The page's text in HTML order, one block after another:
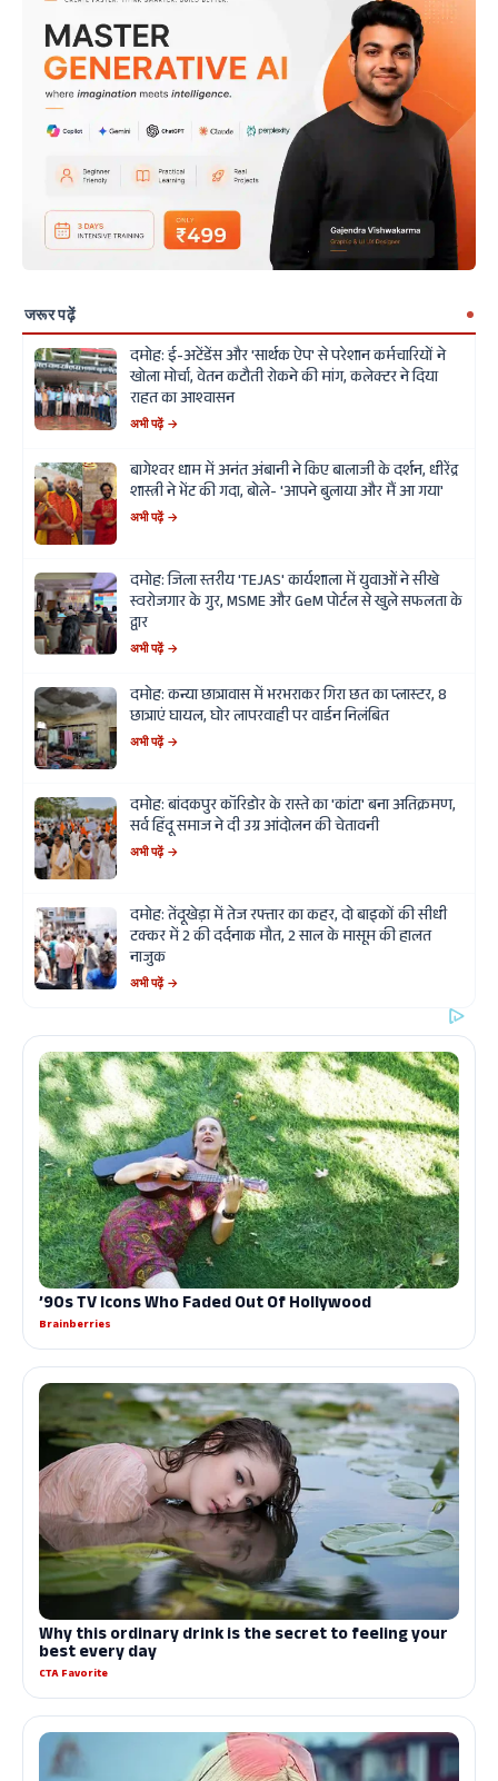
जरूर पढ़ें
दमोह: ई-अटेंडेंस और 'सार्थक ऐप' से परेशान कर्मचारियों ने
खोला मोर्चा, वेतन कटौती रोकने की मांग, कलेक्टर ने दिया
राहत का आश्वासन
अभी पढ़ें →
बागेश्वर धाम में अनंत अंबानी ने किए बालाजी के दर्शन, धीरेंद्र
शास्त्री ने भेंट की गदा, बोले- 'आपने बुलाया और मैं आ गया'
अभी पढ़ें →
दमोह: जिला स्तरीय 'TEJAS' कार्यशाला में युवाओं ने सीखे
स्वरोजगार के गुर, MSME और GeM पोर्टल से खुले सफलता के
द्वार
अभी पढ़ें →
दमोह: कन्या छात्रावास में भरभराकर गिरा छत का प्लास्टर, 8
छात्राएं घायल, घोर लापरवाही पर वार्डन निलंबित
अभी पढ़ें →
दमोह: बांदकपुर कॉरिडोर के रास्ते का 'कांटा' बना अतिक्रमण,
सर्व हिंदू समाज ने दी उग्र आंदोलन की चेतावनी
अभी पढ़ें →
दमोह: तेंदूखेड़ा में तेज रफ्तार का कहर, दो बाइकों की सीधी
टक्कर में 2 की दर्दनाक मौत, 2 साल के मासूम की हालत
नाजुक
अभी पढ़ें →